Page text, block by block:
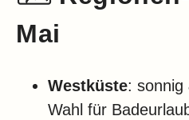
Mai
Westküste: sonnig
Wahl für